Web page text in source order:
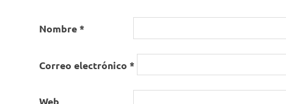
Nombre*
Correo electrónico *
Web